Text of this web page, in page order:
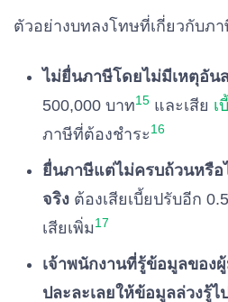
ตัวอย่างบทลงโทษที่เกี่ยวกับภ
ไม่ยื่นภาษีโดยไม่มีเหตุอัน
500,000 บาท15 และเสีย เ
ภาษีที่ต้องชำระ 16
ยื่นภาษีแต่ไม่ครบถ้วนหรือ
จริง ต้องเสียเบี้ยปรับอีก
เสียเพิ่ม 17
เจ้าพนักงานที่รู้ข้อมูลของ
ปละละเลยให้ข้อมูลล่วงรู้